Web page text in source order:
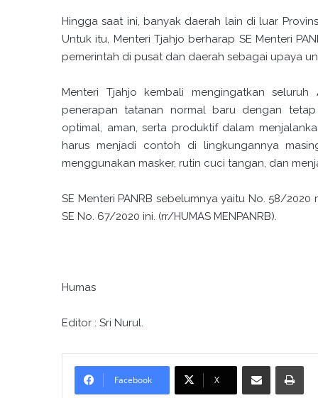
Hingga saat ini, banyak daerah lain di luar
Untuk itu, Menteri Tjahjo berharap SE Menteri
pemerintah di pusat dan daerah sebagai upaya
Menteri Tjahjo kembali mengingatkan
penerapan tatanan normal baru dengan
optimal, aman, serta produktif dalam
harus menjadi contoh di lingkungannya
menggunakan masker, rutin cuci tangan, dan
SE Menteri PANRB sebelumnya yaitu No. 58/
SE No. 67/2020 ini. (rr/HUMAS MENPANRB).
Humas
Editor : Sri Nurul.
Facebook X